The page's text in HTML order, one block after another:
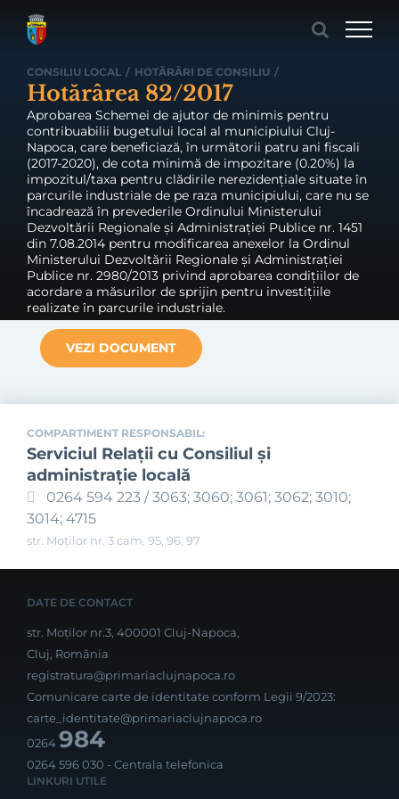
CONSILIU LOCAL / HOTĂRÂRI DE CONSILIU /
Hotărârea 82/2017
Aprobarea Schemei de ajutor de minimis pentru
contribuabilii bugetului local al municipiului Cluj-
Napoca, care beneficiază, în următorii patru ani fiscali
(2017-2020), de cota minimă de impozitare (0.20%) la
impozitul/taxa pentru clădirile nerezidențiale situate în
parcurile industriale de pe raza municipiului, care nu se
încadrează în prevederile Ordinului Ministerului
Dezvoltării Regionale și Administrației Publice nr. 1451
din 7.08.2014 pentru modificarea anexelor la Ordinul
Ministerului Dezvoltării Regionale și Administrației
Publice nr. 2980/2013 privind aprobarea condițiilor de
acordare a măsurilor de sprijin pentru investițiile
realizate în parcurile industriale.
VEZI DOCUMENT
COMPARTIMENT RESPONSABIL:
Serviciul Relaţii cu Consiliul şi
administraţie locală
0264 594 223 / 3063; 3060; 3061; 3062; 3010;
3014; 4715
str. Moților nr. 3 cam. 95, 96, 97
DATE DE CONTACT
str. Moților nr.3, 400001 Cluj-Napoca,
Cluj, România
registratura@primariaclujnapoca.ro
Comunicare carte de identitate conform Legii 9/2023:
carte_identitate@primariaclujnapoca.ro
0264984
0264 596 030 - Centrala telefonica
LINKURI UTILE